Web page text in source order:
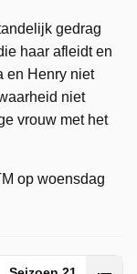
gedrag
haar afleidt en
en Henry niet
niet
vrouw met het
op woensdag